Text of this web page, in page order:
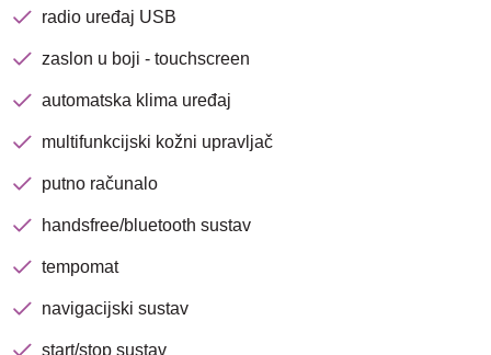
radio uređaj USB
zaslon u boji - touchscreen
automatska klima uređaj
multifunkcijski kožni upravljač
putno računalo
handsfree/bluetooth sustav
tempomat
navigacijski sustav
start/stop sustav
avenija 102, Resnik
Brza pretraga